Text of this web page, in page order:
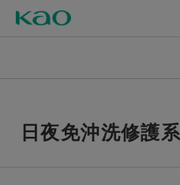
日夜免沖洗修護